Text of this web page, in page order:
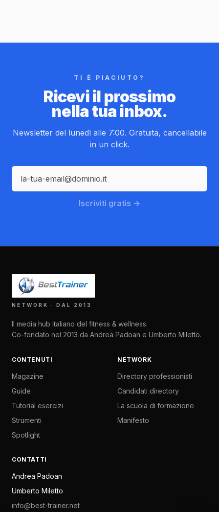
TI È PIACIUTO?
Ricevi il prossimo
nella tua inbox.
Newsletter del lunedì alle 7:00. Gratuita, cancellabile
in un click.
Iscriviti gratis →
NETWORK · DAL 2013
Il media hub italiano del fitness & wellness.
Co-fondato nel 2013 da Andrea Padoan e Umberto Miletto.
CONTENUTI
Magazine
Guide
Tutorial esercizi
Strumenti
Spotlight
NETWORK
Directory professionisti
Candidati directory
La scuola di formazione
Manifesto
CONTATTI
Andrea Padoan
Umberto Miletto
info@best-trainer.net